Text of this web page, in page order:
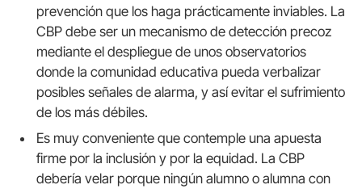
prevención que los haga prácticamente inviables. La
CBP debe ser un mecanismo de detección precoz
mediante el despliegue de unos observatorios
donde la comunidad educativa pueda verbalizar
posibles señales de alarma, y así evitar el sufrimiento
de los más débiles.
Es muy conveniente que contemple una apuesta
firme por la inclusión y por la equidad. La CBP
debería velar porque ningún alumno o alumna con